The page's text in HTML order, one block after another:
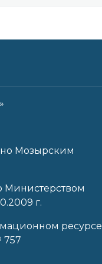
Мозырским
г.
ресурсе
757